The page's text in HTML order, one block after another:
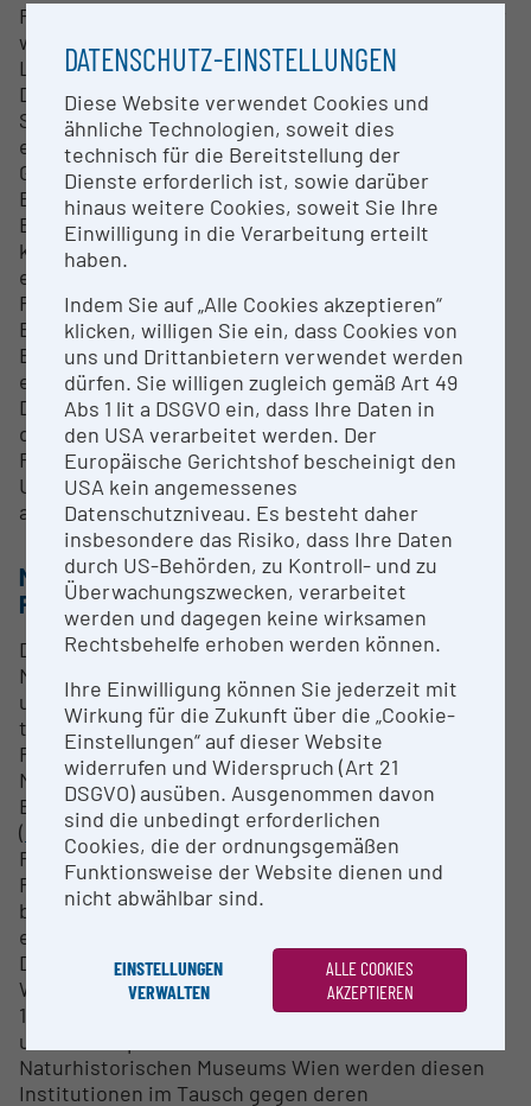
Forschende, Studierende und Gäste werden bei der
wissenschaftlichen Recherche, der
Literaturbeschaffung und bei
Digitalisierungsanfragen unterstützt. An
Schüler*innen werden zudem mithilfe
entsprechenden Informationsmaterials die
Grundlagen einer allgemeinen
Bibliotheksbenutzung vermittelt. Im Rahmen der
Erstellung von Vorwissenschaftlichen Arbeiten
kann eine bibliothekspädagogische Betreuung
erfolgen.
Für museumsinterne, aber auch externe
Buchliebhaber*innen und Sammler*innen werden
Expertisen zu diversem wertvollem Buchgut
erstellt.
Die Digitalisierung von Werken, die sich im Bestand
der Bibliotheken befinden, kann (unter
Rücksichtnahme auf das anzuwendende
Urheberrecht) angefragt werden. Ansuchen haben
ausschließlich schriftlich zu erfolgen.
METHODEN & EXPERTISE ZUR
FORSCHUNGSINFRASTRUKTUR
Die Präsenzbibliotheken des Naturhistorischen
Museums Wien stellen einen ebenso wertvollen wie
unverzichtbaren Arbeitsbehelf für die im Haus
tätigen Spezialist*innen sowie für externe
Fachleute und Interessierte dar. Der Katalog der
Monographien und Zeitschriftentitel ist online im
Bibliothekssystem KOHA
( https://bibliothek.nhm.at/) abrufbar.
Recherche-, Fernleihe- sowie
Reproduktionsanfragen werden unter
bestmöglicher Hilfestellung schriftlich
entgegengenommen.
Die Bibliotheken des Naturhistorischen Museums
Wien stehen via Schriftentausch weltweit mit über
1.000 wissenschaftlichen Einrichtungen in Kontakt
und Tauschpartnerschaft. Publikationen des
Naturhistorischen Museums Wien werden diesen
Institutionen im Tausch gegen deren
DATENSCHUTZ-EINSTELLUNGEN
Diese Website verwendet Cookies und
ähnliche Technologien, soweit dies
technisch für die Bereitstellung der
Dienste erforderlich ist, sowie darüber
hinaus weitere Cookies, soweit Sie Ihre
Einwilligung in die Verarbeitung erteilt
haben.
Indem Sie auf „Alle Cookies akzeptieren“
klicken, willigen Sie ein, dass Cookies von
uns und Drittanbietern verwendet werden
dürfen. Sie willigen zugleich gemäß Art 49
Abs 1 lit a DSGVO ein, dass Ihre Daten in
den USA verarbeitet werden. Der
Europäische Gerichtshof bescheinigt den
USA kein angemessenes
Datenschutzniveau. Es besteht daher
insbesondere das Risiko, dass Ihre Daten
durch US-Behörden, zu Kontroll- und zu
Überwachungszwecken, verarbeitet
werden und dagegen keine wirksamen
Rechtsbehelfe erhoben werden können.
Ihre Einwilligung können Sie jederzeit mit
Wirkung für die Zukunft über die „Cookie-
Einstellungen“ auf dieser Website
widerrufen und Widerspruch (Art 21
DSGVO) ausüben. Ausgenommen davon
sind die unbedingt erforderlichen
Cookies, die der ordnungsgemäßen
Funktionsweise der Website dienen und
nicht abwählbar sind.
EINSTELLUNGEN
VERWALTEN
ALLE COOKIES
AKZEPTIEREN